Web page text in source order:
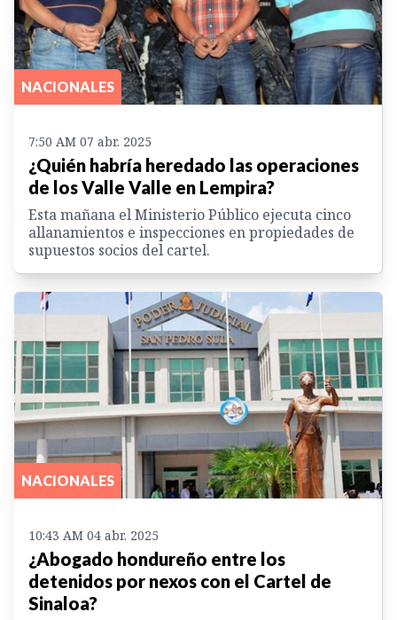
NACIONALES
7:50 AM 07 abr. 2025
¿Quién habría heredado las operaciones
de los Valle Valle en Lempira?
Esta mañana el Ministerio Público ejecuta cinco
allanamientos e inspecciones en propiedades de
supuestos socios del cartel.
NACIONALES
10:43 AM 04 abr. 2025
¿Abogado hondureño entre los
detenidos por nexos con el Cartel de
Sinaloa?